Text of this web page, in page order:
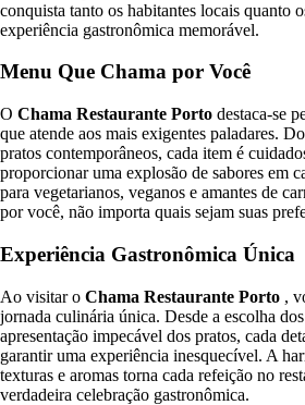
conquista tanto os habitantes locais quanto
experiência gastronômica memorável.
Menu Que Chama por Você
O Chama Restaurante Porto destaca-se
que atende aos mais exigentes paladares.
pratos contemporâneos, cada item é
proporcionar uma explosão de sabores em
para vegetarianos, veganos e amantes de
por você, não importa quais sejam suas
Experiência Gastronômica Única
Ao visitar o Chama Restaurante Porto ,
jornada culinária única. Desde a escolha
apresentação impecável dos pratos, cada
garantir uma experiência inesquecível. A
texturas e aromas torna cada refeição no
verdadeira celebração gastronômica.